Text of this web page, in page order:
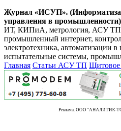
Журнал «ИСУП».
управления в промышленности)
ИТ, КИПиА, метрология, АСУ
промышленный интернет,
электротехника, автоматизации
испытательные системы,
Главная Статьи АСУ ТП Щитовое
Реклама. ООО "АНАЛИТИК-